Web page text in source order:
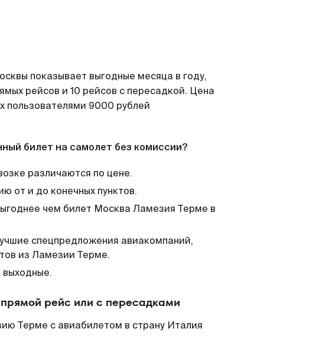
показывает выгодные месяца в году,
рейсов и 10 рейсов с пересадкой. Цена
пользователями 9000 рублей
билет на самолет без комиссии?
различаются по цене.
от и до конечных пунктов.
чем билет Москва Ламезия Терме в
спецпредложения авиакомпаний,
из Ламезии Терме.
выходные.
рейс или с пересадками
Терме с авиабилетом в страну Италия